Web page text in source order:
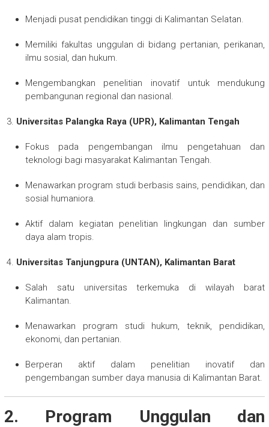
Menjadi pusat pendidikan tinggi di Kalimantan Selatan.
Memiliki fakultas unggulan di bidang pertanian, perikanan,
ilmu sosial, dan hukum.
Mengembangkan penelitian inovatif untuk mendukung
pembangunan regional dan nasional.
Universitas Palangka Raya (UPR), Kalimantan Tengah
Fokus pada pengembangan ilmu pengetahuan dan
teknologi bagi masyarakat Kalimantan Tengah.
Menawarkan program studi berbasis sains, pendidikan, dan
sosial humaniora.
Aktif dalam kegiatan penelitian lingkungan dan sumber
daya alam tropis.
Universitas Tanjungpura (UNTAN), Kalimantan Barat
Salah satu universitas terkemuka di wilayah barat
Kalimantan.
Menawarkan program studi hukum, teknik, pendidikan,
ekonomi, dan pertanian.
Berperan aktif dalam penelitian inovatif dan
pengembangan sumber daya manusia di Kalimantan Barat.
2. Program Unggulan dan